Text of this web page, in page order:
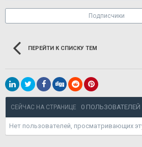
Подписчики
ПЕРЕЙТИ К СПИСКУ ТЕМ
СЕЙЧАС НА СТРАНИЦЕ 0 ПОЛЬЗОВАТЕЛЕЙ
Нет пользователей, просматривающих